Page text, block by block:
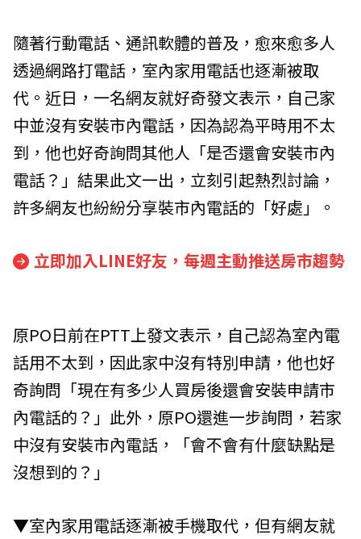
隨著行動電話、通訊軟體的普及，愈來愈多人
透過網路打電話，室內家用電話也逐漸被取
代。近日，一名網友就好奇發文表示，自己家
中並沒有安裝市內電話，因為認為平時用不太
到，他也好奇詢問其他人「是否還會安裝市內
電話？」結果此文一出，立刻引起熱烈討論，
許多網友也紛紛分享裝市內電話的「好處」。
立即加入LINE好友，每週主動推送房市趨勢
原PO日前在PTT上發文表示，自己認為室內電
話用不太到，因此家中沒有特別申請，他也好
奇詢問「現在有多少人買房後還會安裝申請市
內電話的？」此外，原PO還進一步詢問，若家
中沒有安裝市內電話，「會不會有什麼缺點是
沒想到的？」
▼室內家用電話逐漸被手機取代，但有網友就